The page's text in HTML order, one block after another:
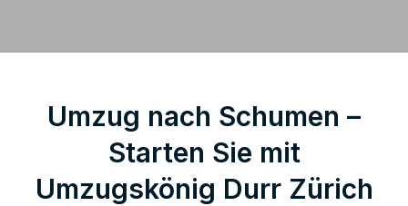
Umzug nach Schumen –
Starten Sie mit
Umzugskönig Durr Zürich